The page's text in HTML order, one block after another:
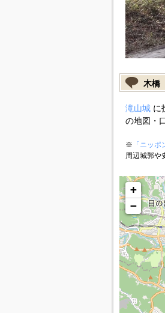
木橋
滝山城に
の地図・
※ 「ニッ
周辺城郭や
+
−